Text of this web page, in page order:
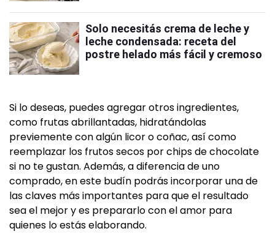
Solo necesitás crema de leche y
leche condensada: receta del
postre helado más fácil y cremoso
Si lo deseas, puedes agregar otros ingredientes,
como frutas abrillantadas, hidratándolas
previemente con algún licor o coñac, así como
reemplazar los frutos secos por chips de chocolate
si no te gustan. Además, a diferencia de uno
comprado, en este budín podrás incorporar una de
las claves más importantes para que el resultado
sea el mejor y es prepararlo con el amor para
quienes lo estás elaborando.